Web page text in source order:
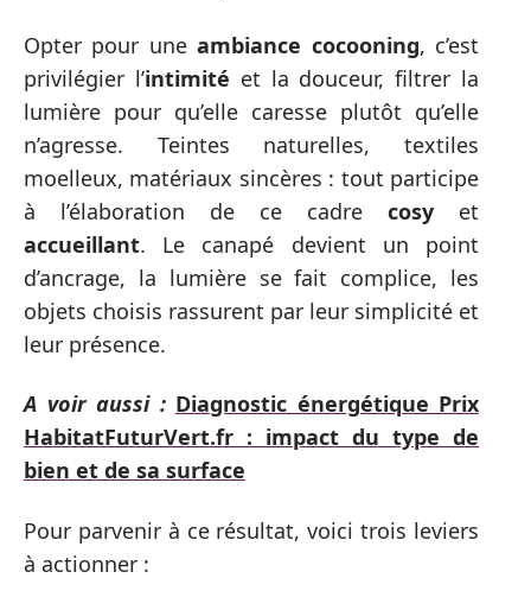
Opter pour uneambiance cocooning, c’est
privilégier l’intimité et la douceur, filtrer la
lumière pour qu’elle caresse plutôt qu’elle
n’agresse. Teintes naturelles, textiles
moelleux, matériaux sincères : tout participe
à l’élaboration de ce cadre cosy et
accueillant. Le canapé devient un point
d’ancrage, la lumière se fait complice, les
objets choisis rassurent par leur simplicité et
leur présence.
A voir aussi : Diagnostic énergétique Prix
HabitatFuturVert.fr : impact du type de
bien et de sa surface
Pour parvenir à ce résultat, voici trois leviers
à actionner :